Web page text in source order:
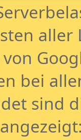
aller
bei
sind